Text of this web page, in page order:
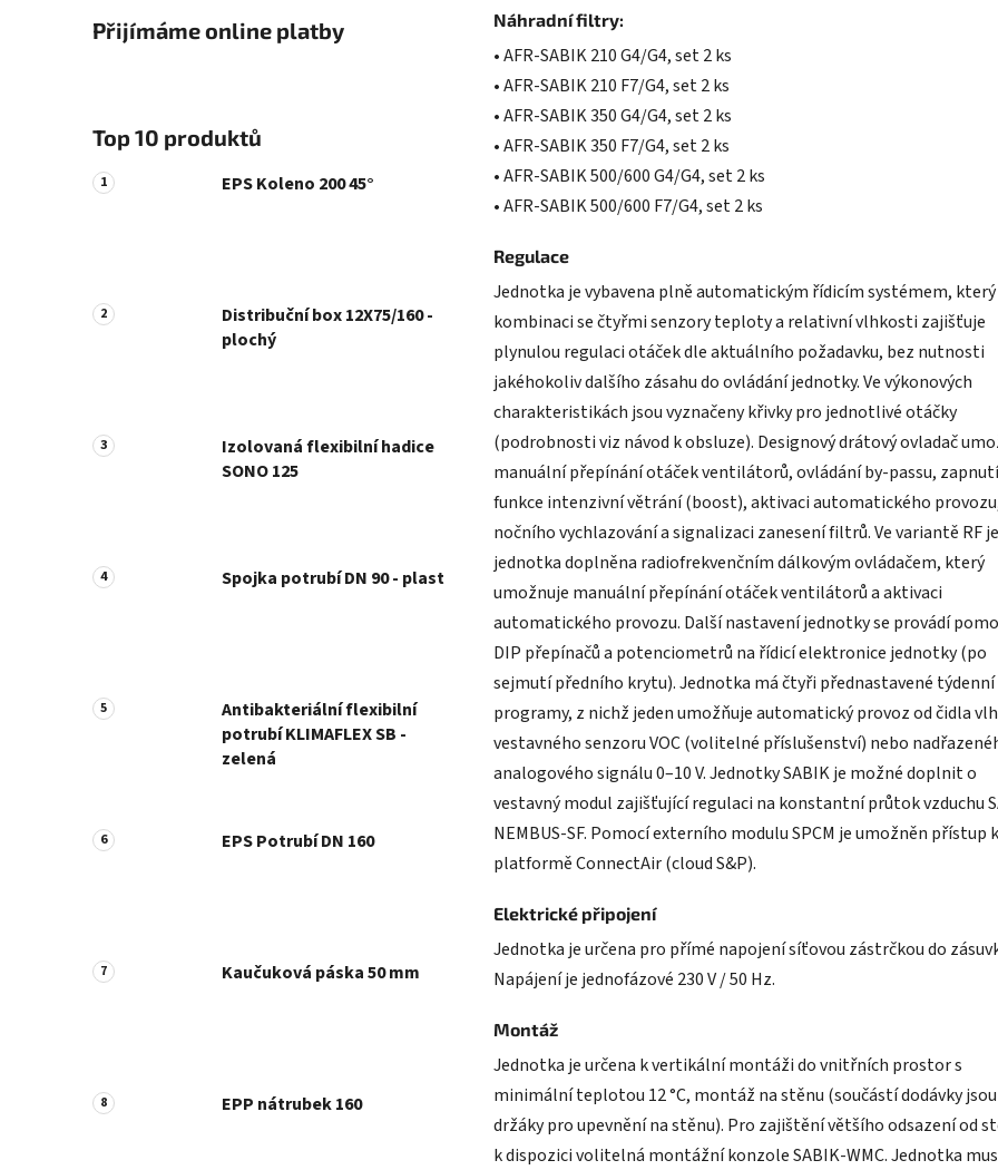
Přijímáme online platby
Top 10 produktů
EPS Koleno 200 45°
Distribuční box 12X75/160 -
plochý
Izolovaná flexibilní hadice
SONO 125
Spojka potrubí DN 90 - plast
Antibakteriální flexibilní
potrubí KLIMAFLEX SB -
zelená
EPS Potrubí DN 160
Kaučuková páska 50 mm
EPP nátrubek 160
Náhradní filtry:
• AFR-SABIK 210 G4/G4, set 2 ks
• AFR-SABIK 210 F7/G4, set 2 ks
• AFR-SABIK 350 G4/G4, set 2 ks
• AFR-SABIK 350 F7/G4, set 2 ks
• AFR-SABIK 500/600 G4/G4, set 2 ks
• AFR-SABIK 500/600 F7/G4, set 2 ks
Regulace
Jednotka je vybavena plně automatickým řídicím systémem, který
kombinaci se čtyřmi senzory teploty a relativní vlhkosti zajišťuje
plynulou regulaci otáček dle aktuálního požadavku, bez nutnosti
jakéhokoliv dalšího zásahu do ovládání jednotky. Ve výkonových
charakteristikách jsou vyznačeny křivky pro jednotlivé otáčky
(podrobnosti viz návod k obsluze). Designový drátový ovladač
manuální přepínání otáček ventilátorů, ovládání by-passu, zapnutí
funkce intenzivní větrání (boost), aktivaci automatického
nočního vychlazování a signalizaci zanesení filtrů. Ve variantě RF je
jednotka doplněna radiofrekvenčním dálkovým ovládačem, který
umožnuje manuální přepínání otáček ventilátorů a aktivaci
automatického provozu. Další nastavení jednotky se provádí
DIP přepínačů a potenciometrů na řídicí elektronice jednotky (po
sejmutí předního krytu). Jednotka má čtyři přednastavené týdenní
programy, z nichž jeden umožňuje automatický provoz od čidla
vestavného senzoru VOC (volitelné příslušenství) nebo
analogového signálu 0–10 V. Jednotky SABIK je možné doplnit o
vestavný modul zajišťující regulaci na konstantní průtok vzduchu
NEMBUS-SF. Pomocí externího modulu SPCM je umožněn přístup k
platformě ConnectAir (cloud S&P).
Elektrické připojení
Jednotka je určena pro přímé napojení síťovou zástrčkou do
Napájení je jednofázové 230 V / 50 Hz.
Montáž
Jednotka je určena k vertikální montáži do vnitřních prostor s
minimální teplotou 12 °C, montáž na stěnu (součástí dodávky jsou
držáky pro upevnění na stěnu). Pro zajištění většího odsazení od
k dispozici volitelná montážní konzole SABIK-WMC. Jednotka